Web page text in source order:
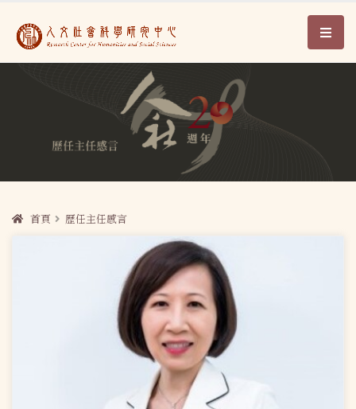
人文社會科學研究中心
首頁 歷任主任感言